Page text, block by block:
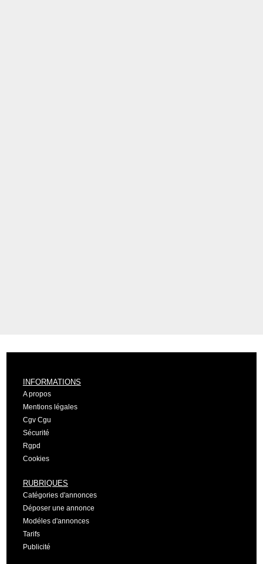
INFORMATIONS
A propos
Mentions légales
Cgv Cgu
Sécurité
Rgpd
Cookies
RUBRIQUES
Catégories d'annonces
Déposer une annonce
Modéles d'annonces
Tarifs
Publicité